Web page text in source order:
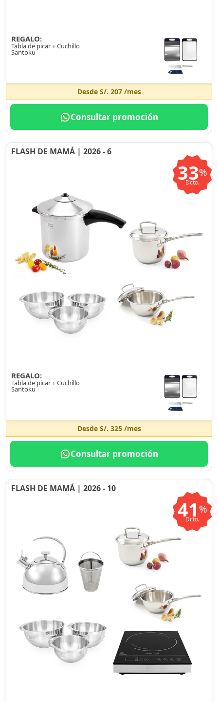
REGALO:
Tabla de picar + Cuchillo
Santoku
Desde S/. 207/mes
Consultar promoción
FLASH DE MAMÁ | 2026 - 6
33%
Dcto.
REGALO:
Tabla de picar + Cuchillo
Santoku
Desde S/. 325/mes
Consultar promoción
FLASH DE MAMÁ | 2026 - 10
41 %
Dcto.